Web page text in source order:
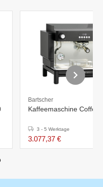
Bartscher
Kaffeemaschine
3 - 5 Werktage
3.077,37 €